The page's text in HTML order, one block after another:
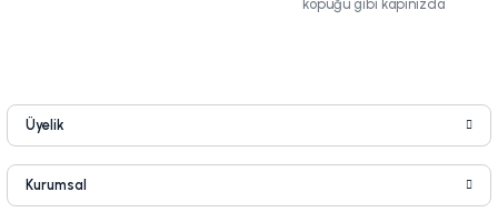
kopuğu gibi kapınızda
Üyelik
Kurumsal